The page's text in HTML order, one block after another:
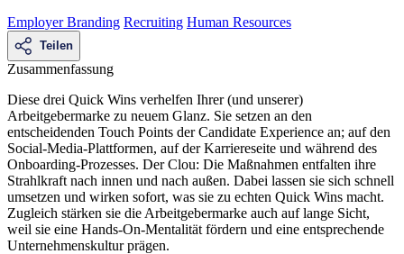
Employer Branding Recruiting Human Resources
Teilen
Zusammenfassung
Diese drei Quick Wins verhelfen Ihrer (und unserer)
Arbeitgebermarke zu neuem Glanz. Sie setzen an den
entscheidenden Touch Points der Candidate Experience an; auf den
Social-Media-Plattformen, auf der Karriereseite und während des
Onboarding-Prozesses. Der Clou: Die Maßnahmen entfalten ihre
Strahlkraft nach innen und nach außen. Dabei lassen sie sich schnell
umsetzen und wirken sofort, was sie zu echten Quick Wins macht.
Zugleich stärken sie die Arbeitgebermarke auch auf lange Sicht,
weil sie eine Hands-On-Mentalität fördern und eine entsprechende
Unternehmenskultur prägen.